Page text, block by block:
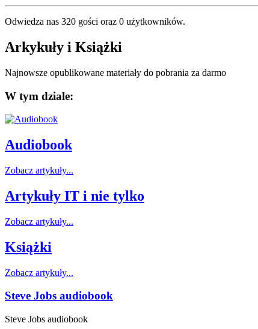
Odwiedza nas 320 gości oraz 0 użytkowników.
Arkykuły i Książki
Najnowsze opublikowane materiały do pobrania za darmo
W tym dziale:
Audiobook
Zobacz artykuły...
Artykuły IT i nie tylko
Zobacz artykuły...
Książki
Zobacz artykuły...
Steve Jobs audiobook
Steve Jobs audiobook